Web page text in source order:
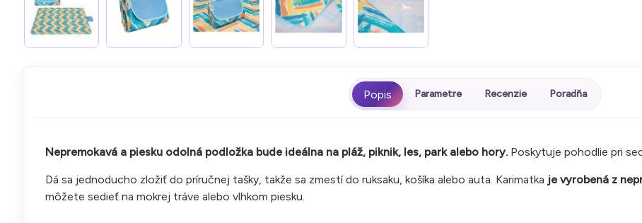
Parametre Recenzie Poradňa
Nepremokavá a piesku odolná podložka bude ideálna na pláž, piknik, les, park alebo hory. Poskytuje pohodlie pri
Dá sa jednoducho zložiť do príručnej tašky, takže sa zmestí do ruksaku, košíka alebo auta. Karimatka je vyrobená z
môžete sedieť na mokrej tráve alebo vlhkom piesku.